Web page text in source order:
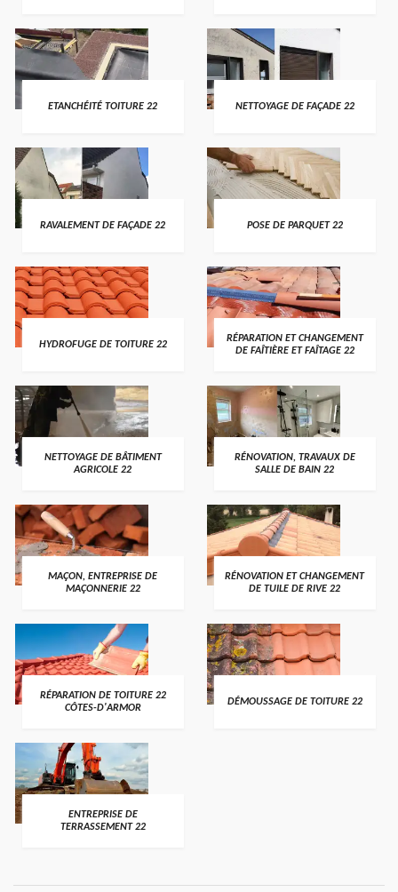
ETANCHÉITÉ TOITURE 22 NETTOYAGE DE FAÇADE 22
RAVALEMENT DE FAÇADE 22 POSE DE PARQUET 22
HYDROFUGE DE TOITURE 22
RÉPARATION ET CHANGEMENT
DE FAÎTIÈRE ET FAÎTAGE 22
NETTOYAGE DE BÂTIMENT
AGRICOLE 22
RÉNOVATION, TRAVAUX DE
SALLE DE BAIN 22
MAÇON, ENTREPRISE DE
MAÇONNERIE 22
RÉNOVATION ET CHANGEMENT
DE TUILE DE RIVE 22
RÉPARATION DE TOITURE 22
CÔTES-D'ARMOR
DÉMOUSSAGE DE TOITURE 22
ENTREPRISE DE
TERRASSEMENT 22